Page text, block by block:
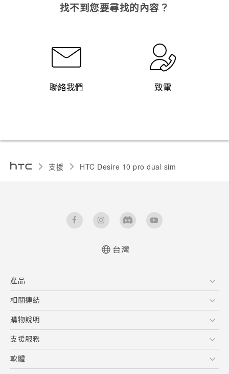
找不到您要尋找的內容？
聯絡我們 致電
支援 HTC Desire 10 pro dual sim‎
台灣
產品
5G
智慧型手機
配件
相關連結
HTC Research
購物說明
購物須知
訂單管理
付款方式
支援服務
到府收送維修服務
軟體